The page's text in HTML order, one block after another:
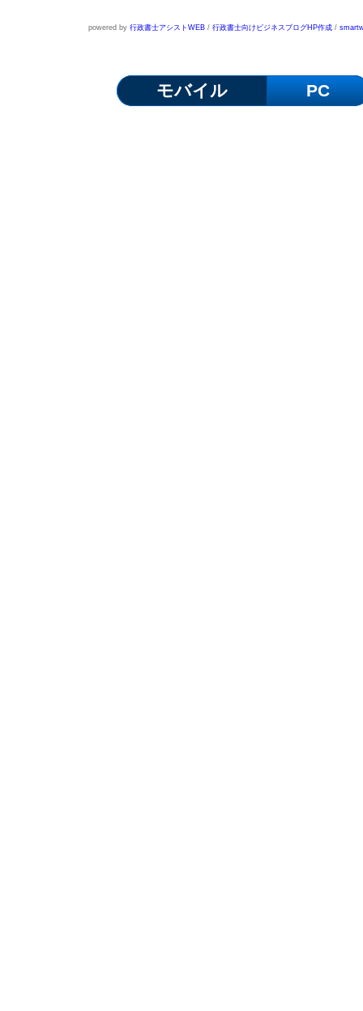
powered by 行政書士アシストWEB/ 行政書士向けビジネスブログHP作成/
モバイル PC